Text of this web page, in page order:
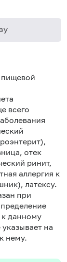
пищевой
всего
отек
ринит,
аллергия к
латексу.
при
данному
на
нему.